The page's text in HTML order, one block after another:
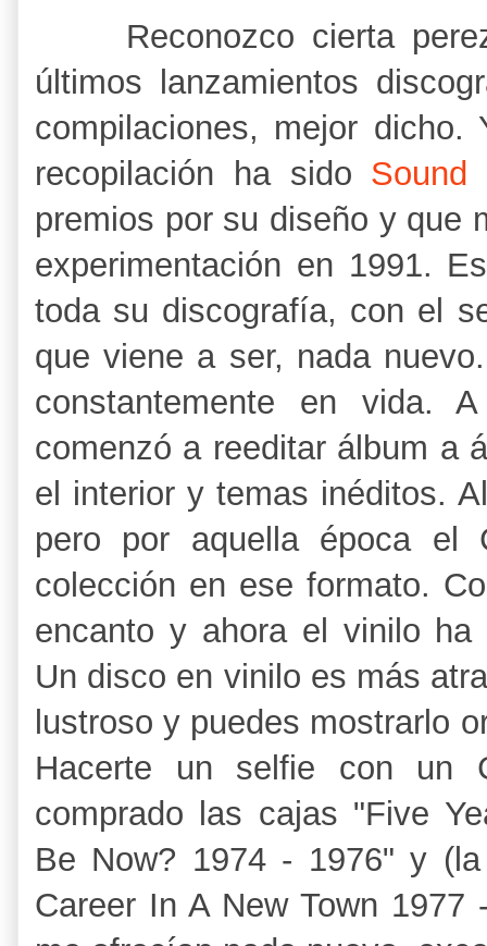
Reconozco cierta
últimos lanzamientos
compilaciones, mejor
recopilación ha sido Sound
premios por su diseño y que
experimentación en 1991.
toda su discografía, con el
que viene a ser, nada
constantemente en vida.
comenzó a reeditar álbum a
el interior y temas inéditos.
pero por aquella época
colección en ese formato.
encanto y ahora el vinilo ha
Un disco en vinilo es más
lustroso y puedes mostrarlo
Hacerte un selfie con un
comprado las cajas "Five
Be Now? 1974 - 1976" y
Career In A New Town